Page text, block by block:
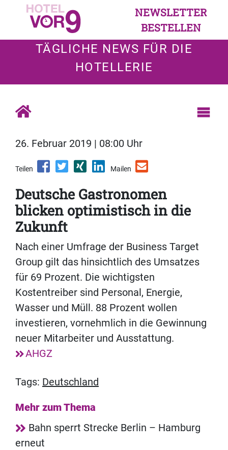
NEWSLETTER
BESTELLEN
TÄGLICHE NEWS FÜR DIE
HOTELLERIE
26. Februar 2019 | 08:00 Uhr
Teilen Mailen
Deutsche Gastronomen
blicken optimistisch in die
Zukunft
Nach einer Umfrage der Business Target
Group gilt das hinsichtlich des Umsatzes
für 69 Prozent. Die wichtigsten
Kostentreiber sind Personal, Energie,
Wasser und Müll. 88 Prozent wollen
investieren, vornehmlich in die Gewinnung
neuer Mitarbeiter und Ausstattung.
AHGZ
Tags: Deutschland
Mehr zum Thema
Bahn sperrt Strecke Berlin – Hamburg
erneut